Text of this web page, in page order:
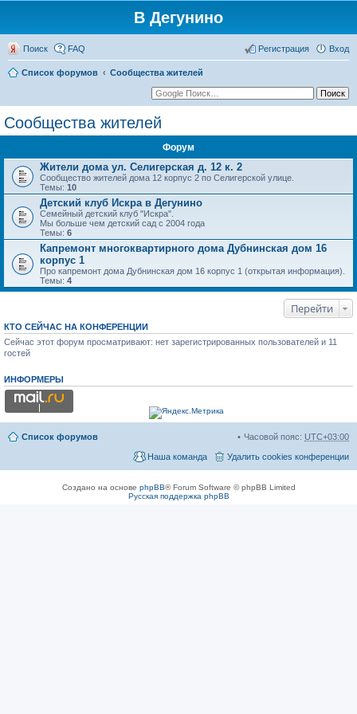
В Дегунино
Поиск FAQ Вход
Регистрация
Список форумов Сообщества жителей
Сообщества жителей
Форум
Жители дома ул. Селигерская д. 12 к. 2
Сообщество жителей дома 12 корпус 2 по Селигерской улице.
Темы: 10
Детский клуб Искра в Дегунино
Семейный детский клуб "Искра".
Мы больше чем детский сад с 2004 года
Темы: 6
Капремонт многоквартирного дома Дубнинская дом 16
корпус 1
Про капремонт дома Дубнинская дом 16 корпус 1 (открытая информация).
Темы: 4
Перейти
КТО СЕЙЧАС НА КОНФЕРЕНЦИИ
Сейчас этот форум просматривают: нет зарегистрированных пользователей и 11
гостей
ИНФОРМЕРЫ
Список форумов Часовой пояс: UTC+03:00
Удалить cookies конференции
Наша команда
Создано на основе phpBB® Forum Software © phpBB Limited
Русская поддержка phpBB